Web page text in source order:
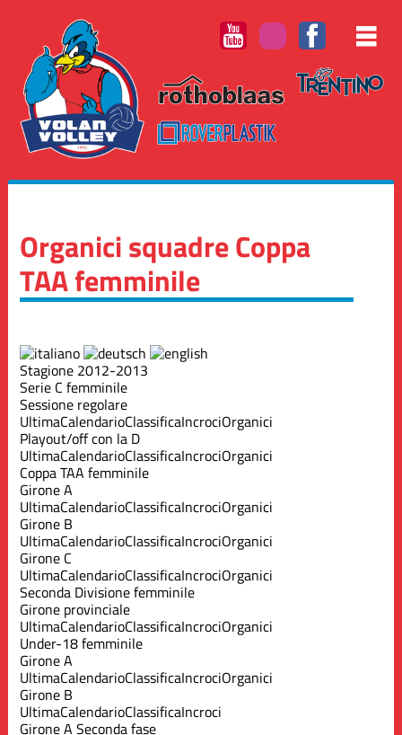
Organici squadre Coppa
TAA femminile
Stagione 2012-2013
Serie C femminile
Sessione regolare
UltimaCalendarioClassificaIncrociOrganici
Playout/off con la D
UltimaCalendarioClassificaIncrociOrganici
Coppa TAA femminile
Girone A
UltimaCalendarioClassificaIncrociOrganici
Girone B
UltimaCalendarioClassificaIncrociOrganici
Girone C
UltimaCalendarioClassificaIncrociOrganici
Seconda Divisione femminile
Girone provinciale
UltimaCalendarioClassificaIncrociOrganici
Under-18 femminile
Girone A
UltimaCalendarioClassificaIncrociOrganici
Girone B
UltimaCalendarioClassificaIncroci
Girone A Seconda fase